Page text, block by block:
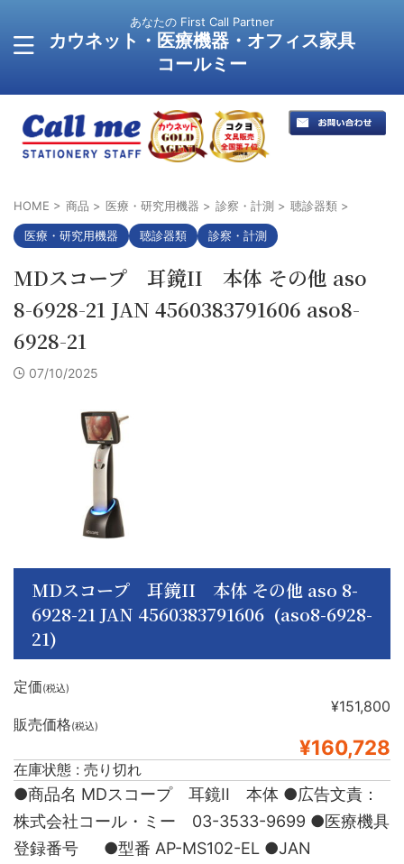
あなたの First Call Partner
カウネット・医療機器・オフィス家具
コールミー
HOME > 商品 > 医療・研究用機器 > 診察・計測 > 聴診器類 >
医療・研究用機器 聴診器類 診察・計測
MDスコープ 耳鏡II 本体 その他 aso
8-6928-21 JAN 4560383791606 aso8-
6928-21
07/10/2025
MDスコープ 耳鏡II 本体 その他 aso 8-
6928-21 JAN 4560383791606 (aso8-6928-
21)
定価(税込)
¥151,800
販売価格(税込)
¥160,728
在庫状態 : 売り切れ
●商品名 MDスコープ 耳鏡II 本体 ●広告文責：
株式会社コール・ミー 03-3533-9699 ●医療機具
登録番号 ●型番 AP-MS102-EL ●JAN